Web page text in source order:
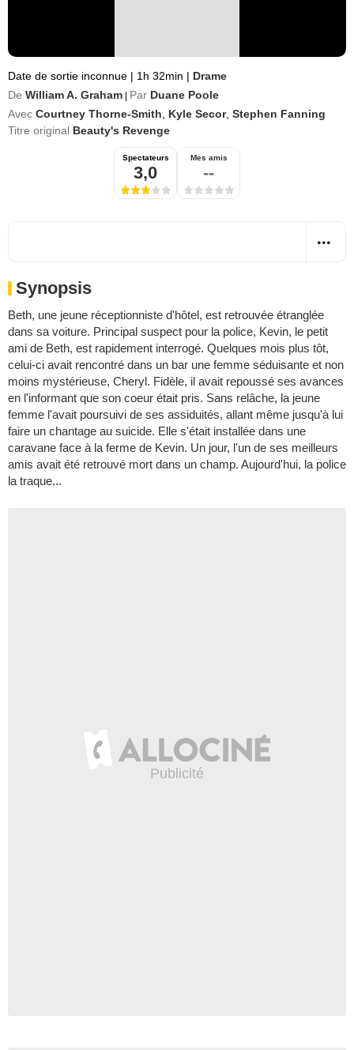
Date de sortie inconnue | 1h 32min | Drame
De William A. Graham Par Duane Poole
Avec Courtney Thorne-Smith Kyle Secor, Stephen Fanning
Titre original Beauty's Revenge
Spectateurs
3,0
Mes amis
--
Synopsis
Beth, une jeune réceptionniste d'hôtel, est retrouvée étranglée
dans sa voiture. Principal suspect pour la police, Kevin, le petit
ami de Beth, est rapidement interrogé. Quelques mois plus tôt,
celui-ci avait rencontré dans un bar une femme séduisante et non
moins mystérieuse, Cheryl. Fidèle, il avait repoussé ses avances
en l'informant que son coeur était pris. Sans relâche, la jeune
femme l'avait poursuivi de ses assiduités, allant même jusqu'à lui
faire un chantage au suicide. Elle s'était installée dans une
caravane face à la ferme de Kevin. Un jour, l'un de ses meilleurs
amis avait été retrouvé mort dans un champ. Aujourd'hui, la police
la traque...